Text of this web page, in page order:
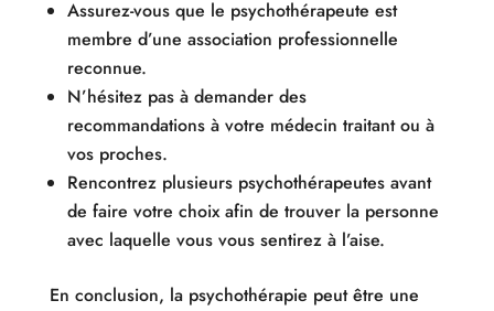
Assurez-vous que le psychothérapeute est
membre d’une association professionnelle
reconnue.
N’hésitez pas à demander des
recommandations à votre médecin traitant ou à
vos proches.
Rencontrez plusieurs psychothérapeutes avant
de faire votre choix afin de trouver la personne
avec laquelle vous vous sentirez à l’aise.
En conclusion, la psychothérapie peut être une